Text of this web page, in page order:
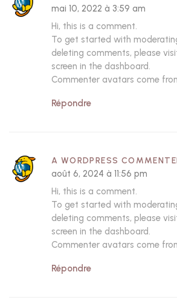
mai 10, 2022 à 3:59 am
Hi, this is a comment.
To get started with
deleting comments, please
screen in the dashboard.
Commenter avatars come
Répondre
A WORDPRESS
août 6, 2024 à 11:56 pm
Hi, this is a comment.
To get started with
deleting comments, please
screen in the dashboard.
Commenter avatars come
Répondre